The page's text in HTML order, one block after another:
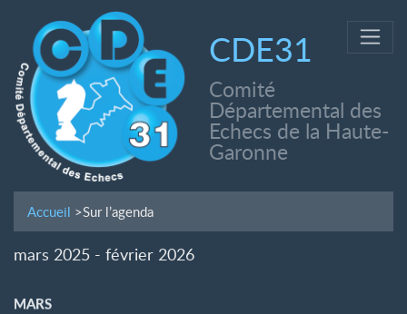
CDE31
Comité
Départemental des
Echecs de la Haute-
Garonne
Accueil >Sur l’agenda
mars 2025 - février 2026
MARS